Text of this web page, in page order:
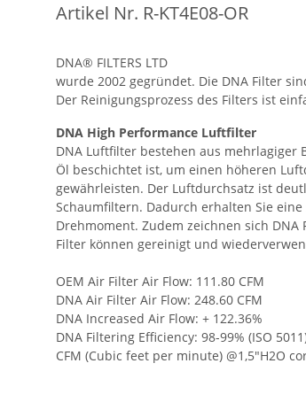
Artikel Nr. R-KT4E08-OR
DNA® FILTERS LTD
wurde 2002 gegründet. Die DNA Filter
Der Reinigungsprozess des Filters ist
DNA High Performance Luftfilter
DNA Luftfilter bestehen aus
Öl beschichtet ist, um einen höheren
gewährleisten. Der Luftdurchsatz ist
Schaumfiltern. Dadurch erhalten Sie
Drehmoment. Zudem zeichnen sich
Filter können gereinigt und
OEM Air Filter Air Flow: 111.80 CFM
DNA Air Filter Air Flow: 248.60 CFM
DNA Increased Air Flow: + 122.36%
DNA Filtering Efficiency: 98-99% (ISO
CFM (Cubic feet per minute) @1,5"H2O